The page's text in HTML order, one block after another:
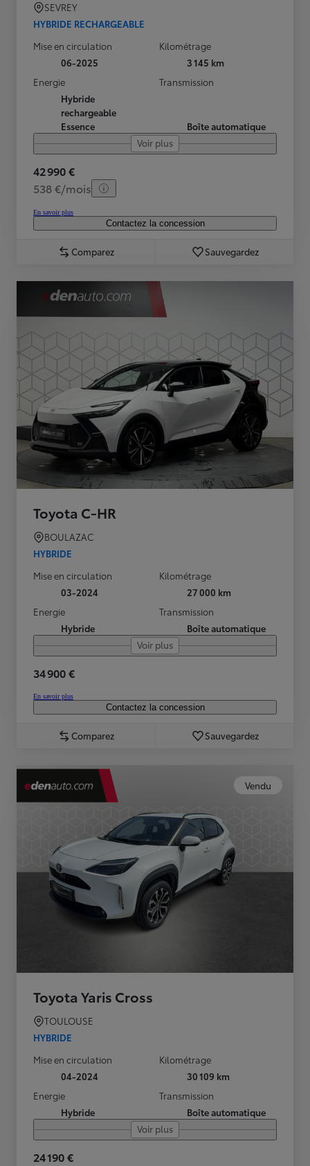
SEVREY
HYBRIDE RECHARGEABLE
Mise en circulation
06-2025
Kilométrage
3 145 km
Energie
Hybride
rechargeable
Essence
Transmission
Boîte automatique
Voir plus
42 990 €
538 €/mois
En savoir plus
Contactez la concession
Comparez Sauvegardez
Toyota C-HR
BOULAZAC
HYBRIDE
Mise en circulation
03-2024
Kilométrage
27 000 km
Energie
Hybride
Transmission
Boîte automatique
Voir plus
34 900 €
En savoir plus
Contactez la concession
Comparez Sauvegardez
Vendu
Toyota Yaris Cross
TOULOUSE
HYBRIDE
Mise en circulation
04-2024
Kilométrage
30 109 km
Energie
Hybride
Transmission
Boîte automatique
Voir plus
24 190 €